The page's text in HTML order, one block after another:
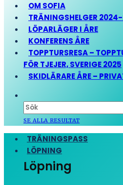
OM SOFIA
TRÄNINGSHELGER
LÖPARLÄGER I ÅRE
KONFERENS ÅRE
TOPPTURSRESA –
FÖR TJEJER, SVERIGE 2025
SKIDLÄRARE ÅRE –
SE ALLA RESULTAT
TRÄNINGSPASS
LÖPNING
Löpning